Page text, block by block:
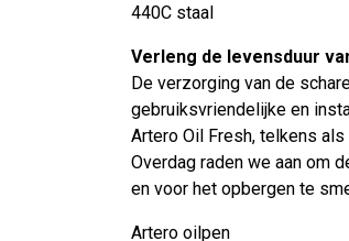
440C staal
Verleng de levensduur
De verzorging van de
gebruiksvriendelijke en
Artero Oil Fresh, telkens
Overdag raden we aan om
en voor het opbergen te
Artero oilpen